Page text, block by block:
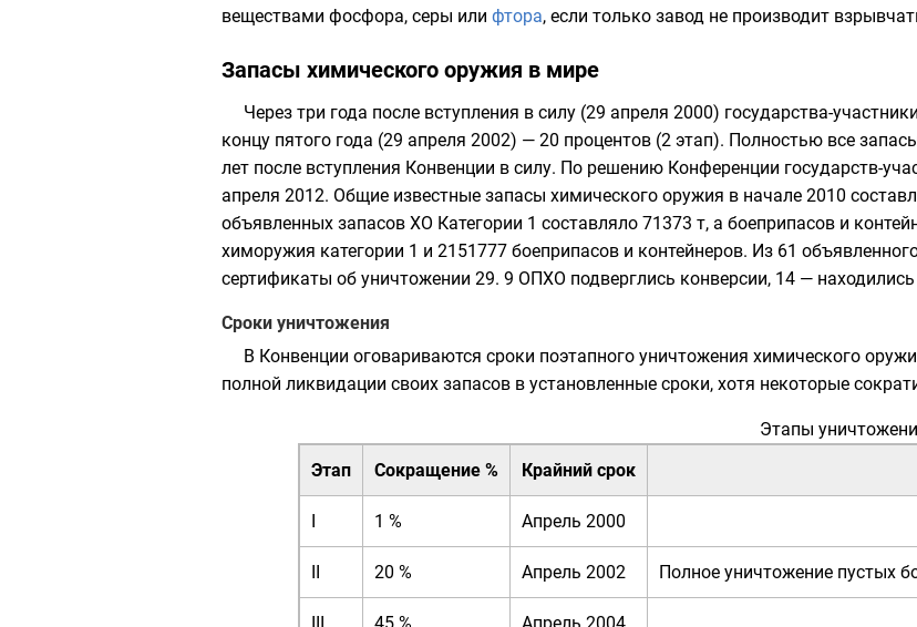
веществами фосфора, серы или фтора, если только завод не производит
Запасы химического оружия в мире
Через три года после вступления в силу (29 апреля 2000) государства-
концу пятого года (29 апреля 2002) — 20 процентов (2 этап). Полностью все
лет после вступления Конвенции в силу. По решению Конференции государств-
апреля 2012. Общие известные запасы химического оружия в начале 2010
объявленных запасов ХО Категории 1 составляло 71373 т, а боеприпасов и
химоружия категории 1 и 2151777 боеприпасов и контейнеров. Из 61
сертификаты об уничтожении 29. 9 ОПХО подверглись конверсии, 14 —
Сроки уничтожения
В Конвенции оговариваются сроки поэтапного уничтожения химического
полной ликвидации своих запасов в установленные сроки, хотя некоторые
Этапы
Этап
Сокращение % Крайний срок
I 1 % Апрель 2000
II 20 % Апрель 2002 Полное уничтожение пустых